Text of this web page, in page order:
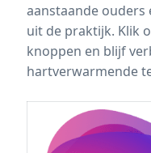
aanstaande ouders
uit de praktijk. Klik
knoppen en blijf
hartverwarmende